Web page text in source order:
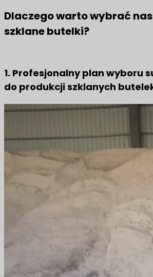
Dlaczego warto wybrać
szklane butelki?
1. Profesjonalny plan wyboru
do produkcji szklanych